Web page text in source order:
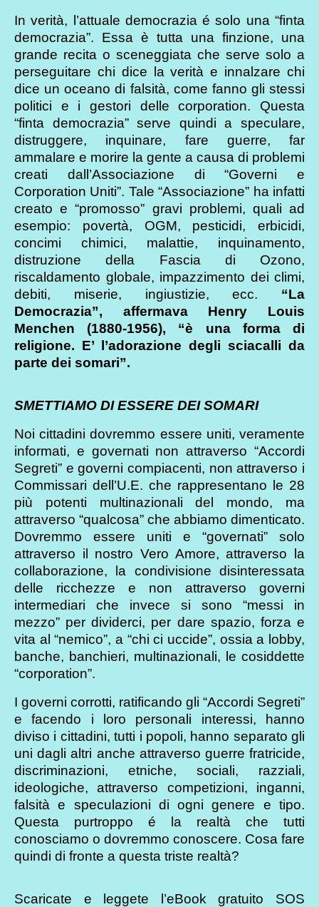
In verità, l’attuale democrazia é solo una “finta
democrazia”. Essa è tutta una finzione, una
grande recita o sceneggiata che serve solo a
perseguitare chi dice la verità e innalzare chi
dice un oceano di falsità, come fanno gli stessi
politici e i gestori delle corporation. Questa
“finta democrazia” serve quindi a speculare,
distruggere, inquinare, fare guerre, far
ammalare e morire la gente a causa di problemi
creati dall’Associazione di “Governi e
Corporation Uniti”. Tale “Associazione” ha infatti
creato e “promosso” gravi problemi, quali ad
esempio: povertà, OGM, pesticidi, erbicidi,
concimi chimici, malattie, inquinamento,
distruzione della Fascia di Ozono,
riscaldamento globale, impazzimento dei climi,
debiti, miserie, ingiustizie, ecc. “La
Democrazia”, affermava Henry Louis
Menchen (1880-1956), “è una forma di
religione. E’ l’adorazione degli sciacalli da
parte dei somari”.
SMETTIAMO DI ESSERE DEI SOMARI
Noi cittadini dovremmo essere uniti, veramente
informati, e governati non attraverso “Accordi
Segreti” e governi compiacenti, non attraverso i
Commissari dell’U.E. che rappresentano le 28
più potenti multinazionali del mondo, ma
attraverso “qualcosa” che abbiamo dimenticato.
Dovremmo essere uniti e “governati” solo
attraverso il nostro Vero Amore, attraverso la
collaborazione, la condivisione disinteressata
delle ricchezze e non attraverso governi
intermediari che invece si sono “messi in
mezzo” per dividerci, per dare spazio, forza e
vita al “nemico”, a “chi ci uccide”, ossia a lobby,
banche, banchieri, multinazionali, le cosiddette
“corporation”.
I governi corrotti, ratificando gli “Accordi Segreti”
e facendo i loro personali interessi, hanno
diviso i cittadini, tutti i popoli, hanno separato gli
uni dagli altri anche attraverso guerre fratricide,
discriminazioni, etniche, sociali, razziali,
ideologiche, attraverso competizioni, inganni,
falsità e speculazioni di ogni genere e tipo.
Questa purtroppo é la realtà che tutti
conosciamo o dovremmo conoscere. Cosa fare
quindi di fronte a questa triste realtà?
Scaricate e leggete l’eBook gratuito SOS